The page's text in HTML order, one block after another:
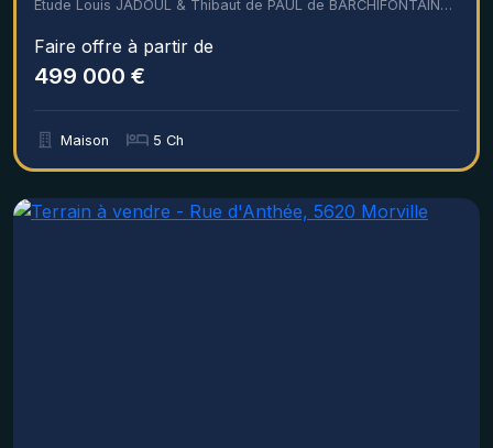
Étude Louis JADOUL & Thibaut de PAUL de BARCHIFONTAINE - Notaires associés
Faire offre à partir de
499 000 €
Maison 5 Ch